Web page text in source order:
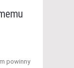
powinny